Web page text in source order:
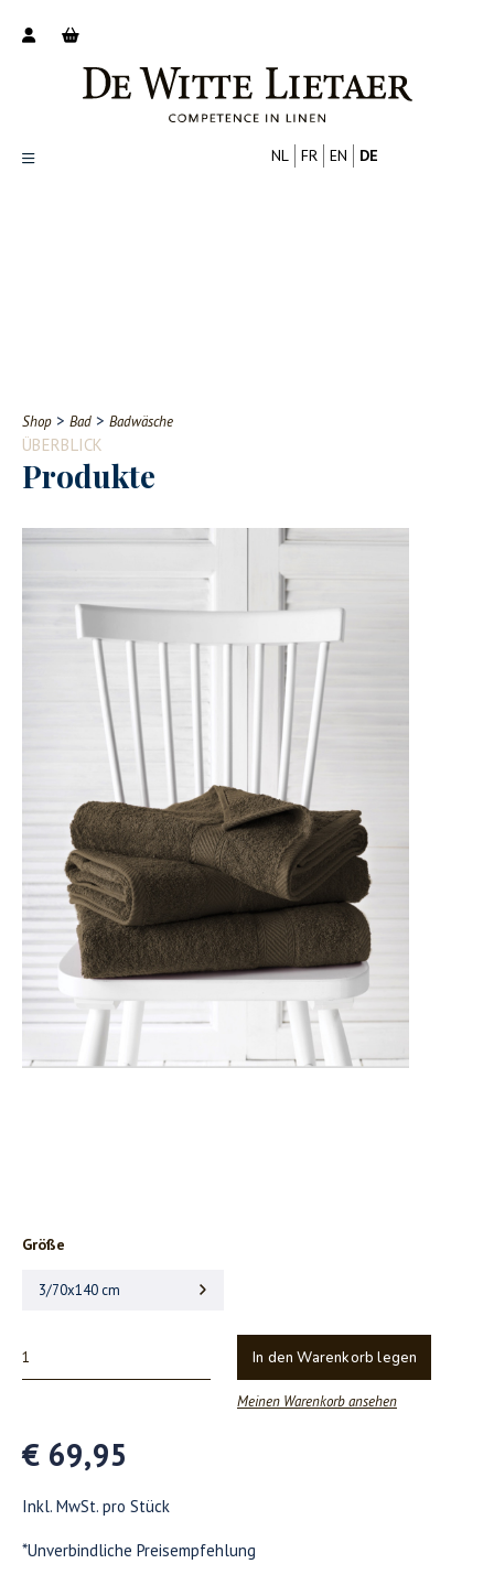
Contact
NL FR EN DE
Shop > Bad > Badwäsche
ÜBERBLICK
Produkte
Größe
3/70x140 cm
In den Warenkorb legen
Meinen Warenkorb ansehen
€ 69,95
Inkl. MwSt. pro Stück
*Unverbindliche Preisempfehlung